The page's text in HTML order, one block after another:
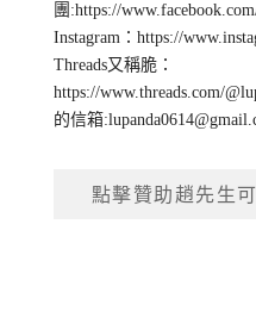
團:https://
Instagram：https://
Threads又稱脆：
https://www.threads.com/
的信箱:
點擊贊助趙先生